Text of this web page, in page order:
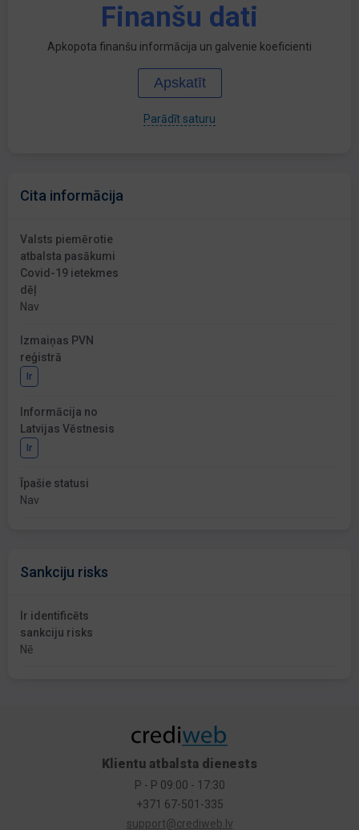
Finanšu dati
Apkopota finanšu informācija un galvenie koeficienti
Apskatīt
Parādīt saturu
Cita informācija
Valsts piemērotie
atbalsta pasākumi
Covid-19 ietekmes
dēļ
Nav
Izmaiņas PVN
reģistrā
Ir
Informācija no
Latvijas Vēstnesis
Ir
Īpašie statusi
Nav
Sankciju risks
Ir identificēts
sankciju risks
Nē
Klientu atbalsta dienests
P - P 09:00 - 17:30
+371 67-501-335
support@crediweb.lv